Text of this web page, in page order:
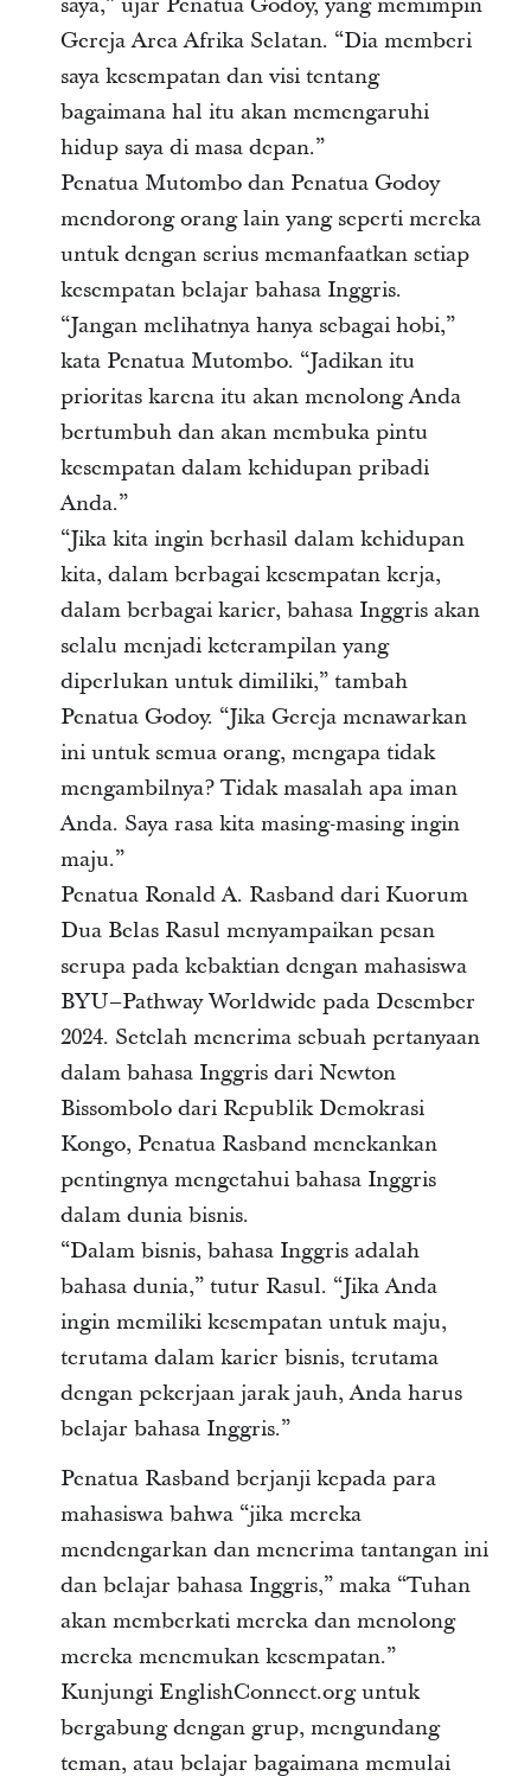
Gereja Area Afrika Selatan. “Dia memberi
saya kesempatan dan visi tentang
bagaimana hal itu akan memengaruhi
hidup saya di masa depan.”
Penatua Mutombo dan Penatua Godoy
mendorong orang lain yang seperti mereka
untuk dengan serius memanfaatkan setiap
kesempatan belajar bahasa Inggris.
“Jangan melihatnya hanya sebagai hobi,”
kata Penatua Mutombo. “Jadikan itu
prioritas karena itu akan menolong Anda
bertumbuh dan akan membuka pintu
kesempatan dalam kehidupan pribadi
Anda.”
“Jika kita ingin berhasil dalam kehidupan
kita, dalam berbagai kesempatan kerja,
dalam berbagai karier, bahasa Inggris akan
selalu menjadi keterampilan yang
diperlukan untuk dimiliki,” tambah
Penatua Godoy. “Jika Gereja menawarkan
ini untuk semua orang, mengapa tidak
mengambilnya? Tidak masalah apa iman
Anda. Saya rasa kita masing-masing ingin
maju.”
Penatua Ronald A. Rasband dari Kuorum
Dua Belas Rasul menyampaikan pesan
serupa pada kebaktian dengan mahasiswa
BYU–Pathway Worldwide pada Desember
2024. Setelah menerima sebuah pertanyaan
dalam bahasa Inggris dari Newton
Bissombolo dari Republik Demokrasi
Kongo, Penatua Rasband menekankan
pentingnya mengetahui bahasa Inggris
dalam dunia bisnis.
“Dalam bisnis, bahasa Inggris adalah
bahasa dunia,” tutur Rasul. “Jika Anda
ingin memiliki kesempatan untuk maju,
terutama dalam karier bisnis, terutama
dengan pekerjaan jarak jauh, Anda harus
belajar bahasa Inggris.”
Penatua Rasband berjanji kepada para
mahasiswa bahwa “jika mereka
mendengarkan dan menerima tantangan ini
dan belajar bahasa Inggris,” maka “Tuhan
akan memberkati mereka dan menolong
mereka menemukan kesempatan.”
Kunjungi EnglishConnect.org untuk
bergabung dengan grup, mengundang
teman, atau belajar bagaimana memulai